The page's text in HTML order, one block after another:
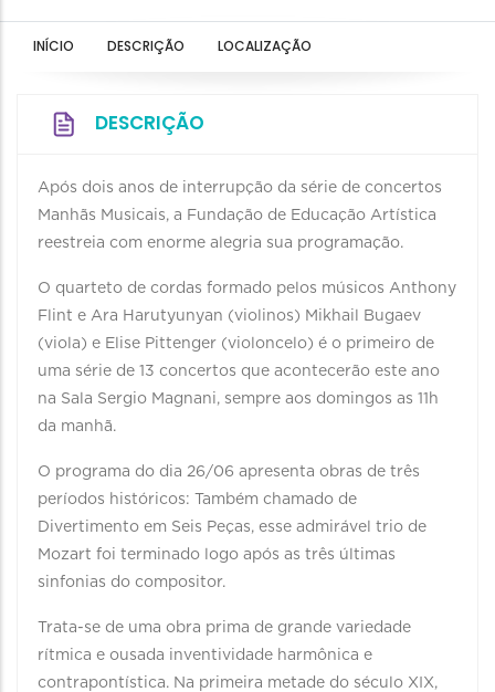
INÍCIO DESCRIÇÃO LOCALIZAÇÃO
DESCRIÇÃO
Após dois anos de interrupção da série de concertos
Manhãs Musicais, a Fundação de Educação Artística
reestreia com enorme alegria sua programação.
O quarteto de cordas formado pelos músicos Anthony
Flint e Ara Harutyunyan (violinos) Mikhail Bugaev
(viola) e Elise Pittenger (violoncelo) é o primeiro de
uma série de 13 concertos que acontecerão este ano
na Sala Sergio Magnani, sempre aos domingos as 11h
da manhã.
O programa do dia 26/06 apresenta obras de três
períodos históricos: Também chamado de
Divertimento em Seis Peças, esse admirável trio de
Mozart foi terminado logo após as três últimas
sinfonias do compositor.
Trata-se de uma obra prima de grande variedade
rítmica e ousada inventividade harmônica e
contrapontística. Na primeira metade do século XIX,